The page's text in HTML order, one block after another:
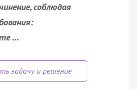
соблюдая
…